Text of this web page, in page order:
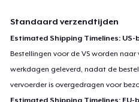
Standaard verzendtijden
Estimated Shipping Timelines:
Bestellingen voor de VS worden
werkdagen geleverd, nadat de
vervoerder is overgedragen voor
Estimated Shipping Timelines: